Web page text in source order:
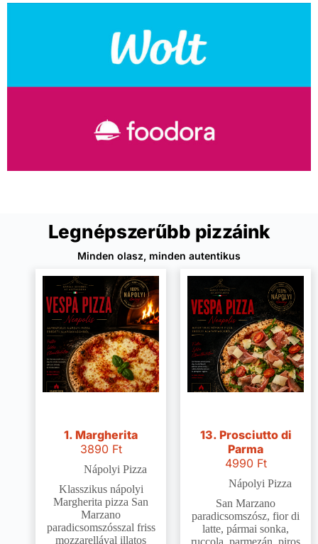
Legnépszerűbb pizzáink
Minden olasz, minden autentikus
1. Margherita
3890 Ft
Nápolyi Pizza
Klasszikus nápolyi
Margherita pizza San
Marzano
paradicsomszósszal friss
mozzarellával illatos
13. Prosciutto di
Parma
4990 Ft
Nápolyi Pizza
San Marzano
paradicsomszósz, fior di
latte, pármai sonka,